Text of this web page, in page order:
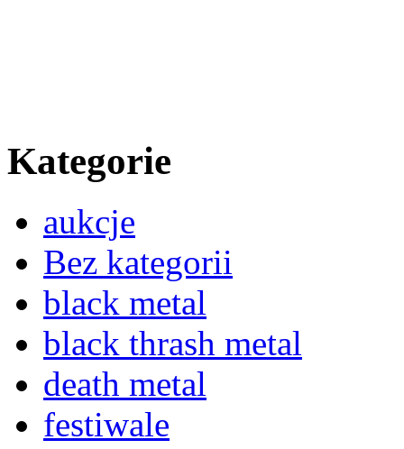
Kategorie
aukcje
Bez kategorii
black metal
black thrash metal
death metal
festiwale